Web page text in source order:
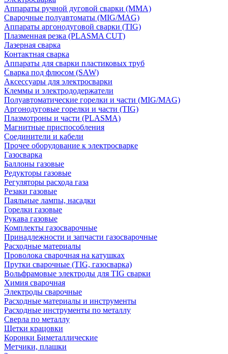
Аппараты ручной дуговой сварки (MMA)
Сварочные полуавтоматы (MIG/MAG)
Аппараты аргонодуговой сварки (TIG)
Плазменная резка (PLASMA CUT)
Лазерная сварка
Контактная сварка
Аппараты для сварки пластиковых труб
Сварка под флюсом (SAW)
Аксессуары для электросварки
Клеммы и электрододержатели
Полуавтоматические горелки и части (MIG/MAG)
Аргонодуговые горелки и части (TIG)
Плазмотроны и части (PLASMA)
Магнитные приспособления
Соединители и кабели
Прочее оборудование к электросварке
Газосварка
Баллоны газовые
Редукторы газовые
Регуляторы расхода газа
Резаки газовые
Паяльные лампы, насадки
Горелки газовые
Рукава газовые
Комплекты газосварочные
Принадлежности и запчасти газосварочные
Расходные материалы
Проволока сварочная на катушках
Прутки сварочные (TIG, газосварка)
Вольфрамовые электроды для TIG сварки
Химия сварочная
Электроды сварочные
Расходные материалы и инструменты
Расходные инструменты по металлу
Сверла по металлу
Щетки крацовки
Коронки Биметаллические
Метчики, плашки